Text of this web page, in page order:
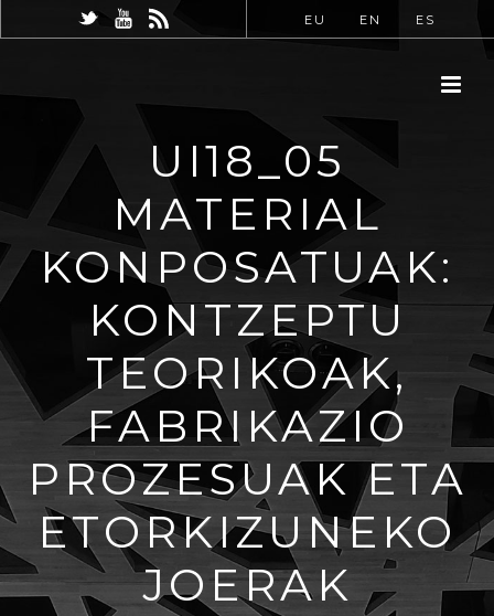
EU EN ES
UI18_05
MATERIAL
KONPOSATUAK:
KONTZEPTU
TEORIKOAK,
FABRIKAZIO
PROZESUAK ETA
ETORKIZUNEKO
JOERAK